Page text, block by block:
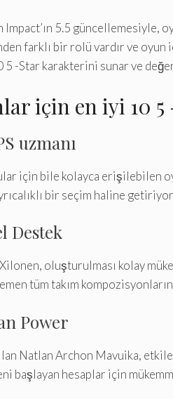
Impact’ın 5.5 güncellemesiyle,
farklı bir rolü vardır ve
-Star karakterini sunar ve
için en iyi 10
uzmanı
için bile kolayca erişilebilen
bir seçim haline
Destek
oluşturulması kolay
tüm takım
Power
Natlan Archon Mavuika,
başlayan hesaplar için